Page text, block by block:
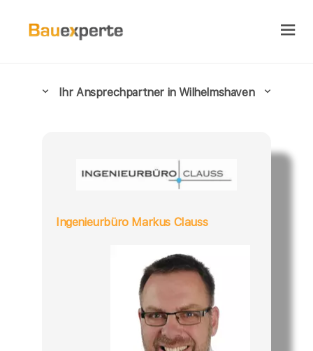
Ihr Ansprechpartner in Wilhelmshaven
Ingenieurbüro Markus Clauss